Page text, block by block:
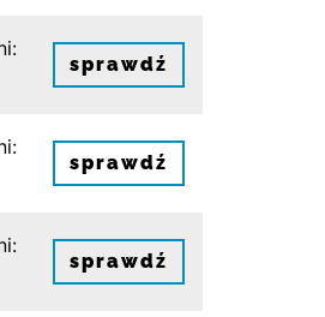
sprawdź
sprawdź
sprawdź